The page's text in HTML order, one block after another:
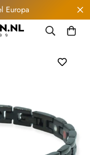
Europa